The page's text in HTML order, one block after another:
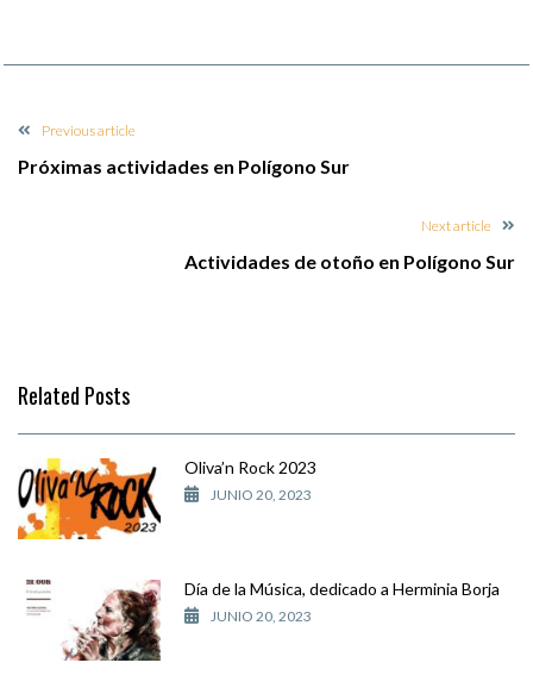
Previous article
Próximas actividades en Polígono Sur
Next article
Actividades de otoño en Polígono Sur
Related Posts
Oliva’n Rock 2023
JUNIO 20, 2023
Día de la Música, dedicado a Herminia Borja
JUNIO 20, 2023